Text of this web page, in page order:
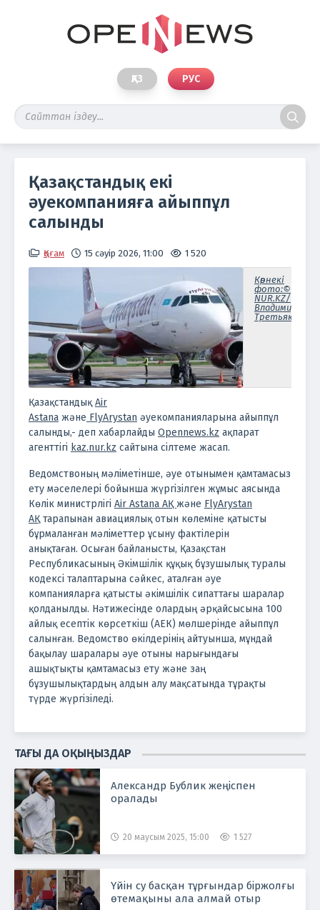
ҚАЗ РУС
Қазақстандық екі
әуекомпанияға айыппұл
салынды
Қоғам 15 сәуір 2026, 11:00 1 520
Көрнекі
фото:©
NUR.KZ/
Владимир
Третьяков
ҚазақстандықAir
Astana және FlyArystan әуекомпанияларына айыппұл
салынды,- деп хабарлайды Opennews.kz ақпарат
агенттігі kaz.nur.kz сайтына сілтеме жасап.
Ведомствоның мәліметінше, әуе отынымен қамтамасыз
ету мәселелері бойынша жүргізілген жұмыс аясында
Көлік министрлігі Air Astana АҚжәне FlyArystan
АҚтарапынан авиациялық отын көлеміне қатысты
бұрмаланған мәліметтер ұсыну фактілерін
анықтаған. Осыған байланысты, Қазақстан
Республикасының Әкімшілік құқық бұзушылық туралы
кодексі талаптарына сәйкес, аталған әуе
компанияларға қатысты әкімшілік сипаттағы шаралар
қолданылды. Нәтижесінде олардың әрқайсысына 100
айлық есептік көрсеткіш (АЕК) мөлшерінде айыппұл
салынған. Ведомство өкілдерінің айтуынша, мұндай
бақылау шаралары әуе отыны нарығындағы
ашықтықты қамтамасыз ету және заң
бұзушылықтардың алдын алу мақсатында тұрақты
түрде жүргізіледі.
ТАҒЫ ДА ОҚЫҢЫЗДАР
Александр Бублик жеңіспен
оралады
20 маусым 2025, 15:00 1 527
Үйін су басқан тұрғындар біржолғы
өтемақыны ала алмай отыр